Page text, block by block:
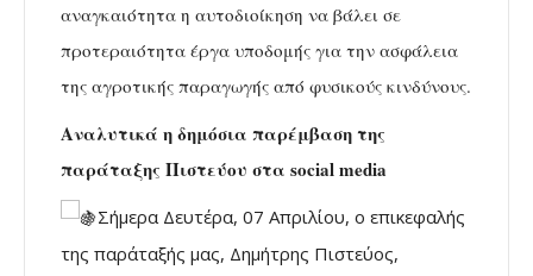
αναγκαιότητα η αυτοδιοίκηση να βάλει σε
προτεραιότητα έργα υποδομής για την ασφάλεια
της αγροτικής παραγωγής από φυσικούς κινδύνους.
Αναλυτικά η δημόσια παρέμβαση της
παράταξης Πιστεύου στα social media
Σήμερα Δευτέρα, 07 Απριλίου, ο επικεφαλής
της παράταξής μας, Δημήτρης Πιστεύος,